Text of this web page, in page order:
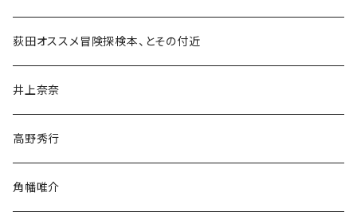
和書
文学・小説・物語
随筆・ノンフィクション・その他
荻田オススメ冒険探検本、とその付近
井上奈奈
高野秀行
角幡唯介